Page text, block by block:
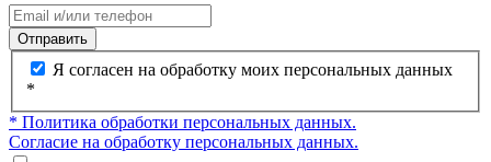
Отправить
Я согласен на обработку моих персональных данных
*
* Политика обработки персональных данных.
Согласие на обработку персональных данных.